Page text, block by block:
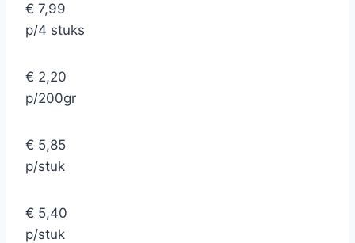
€ 7,99
p/4 stuks
€ 2,20
p/200gr
€ 5,85
p/stuk
€ 5,40
p/stuk